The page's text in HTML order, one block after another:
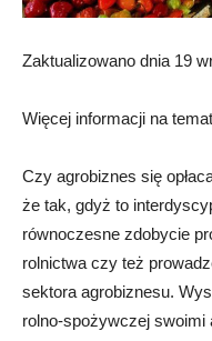
Zaktualizowano dnia 19
Więcej informacji na
Czy agrobiznes się
że tak, gdyż to
równoczesne zdobycie
rolnictwa czy też
sektora agrobiznesu.
rolno-spożywczej swoimi